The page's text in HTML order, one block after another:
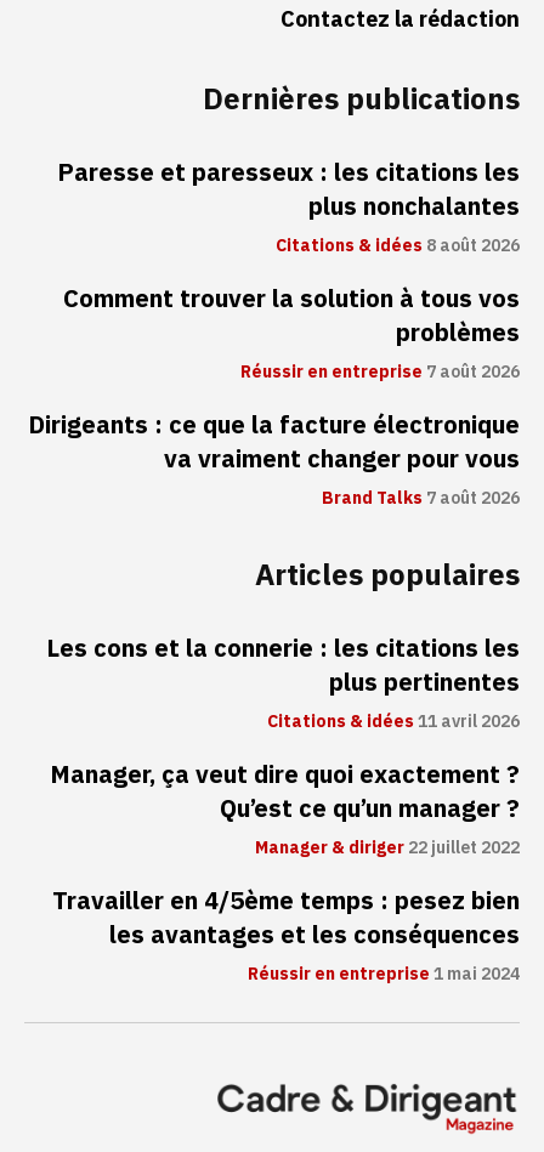
Contactez la rédaction
Dernières publications
Paresse et paresseux : les citations les
plus nonchalantes
Citations & idées8 août 2026
Comment trouver la solution à tous vos
problèmes
Réussir en entreprise 7 août 2026
Dirigeants : ce que la facture électronique
va vraiment changer pour vous
Brand Talks7 août 2026
Articles populaires
Les cons et la connerie : les citations les
plus pertinentes
Citations & idées11 avril 2026
Manager, ça veut dire quoi exactement ?
Qu’est ce qu’un manager ?
Manager & diriger22 juillet 2022
Travailler en 4/5ème temps : pesez bien
les avantages et les conséquences
Réussir en entreprise1 mai 2024